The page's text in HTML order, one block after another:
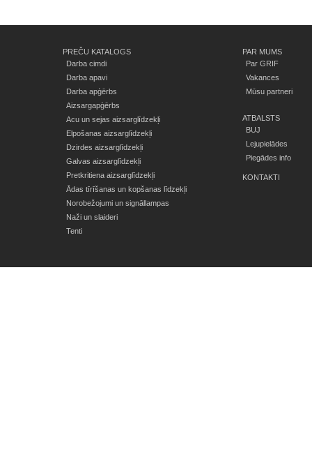
PREČU KATALOGS
Darba cimdi
Darba apavi
Darba apģērbs
Aizsargapģērbs
Acu un sejas aizsarglīdzekļi
Elpošanas aizsarglīdzekļi
Dzirdes aizsarglīdzekļi
Galvas aizsarglīdzekļi
Pretkritiena aizsarglīdzekļi
Ādas tīrīšanas un kopšanas līdzekļi
Norobežojumi un signāllampas
Naži un slaideri
Tenti
PAR MUMS
Par GRIF
Vakances
Mūsu partneri
ATBALSTS
BUJ
Lejupielādes
Piegādes info
KONTAKTI